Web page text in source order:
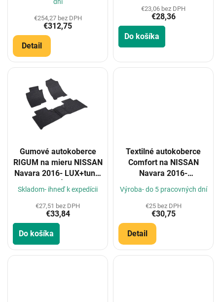
€254,27 bez DPH
€312,75
Detail
€23,06 bez DPH
€28,36
Do košíka
Gumové autokoberce
RIGUM na mieru NISSAN
Navara 2016- LUX+tunel
Skladom- ihneď k expedícii
€27,51 bez DPH
€33,84
Do košíka
Textilné autokoberce
Comfort na NISSAN
Navara 2016-
Výroba- do 5 pracovných dní
€25 bez DPH
€30,75
Detail